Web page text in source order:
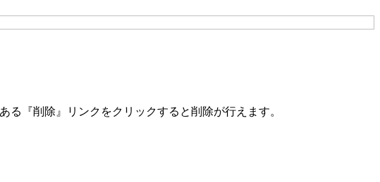
『削除』リンクをクリックすると削除が行えます。